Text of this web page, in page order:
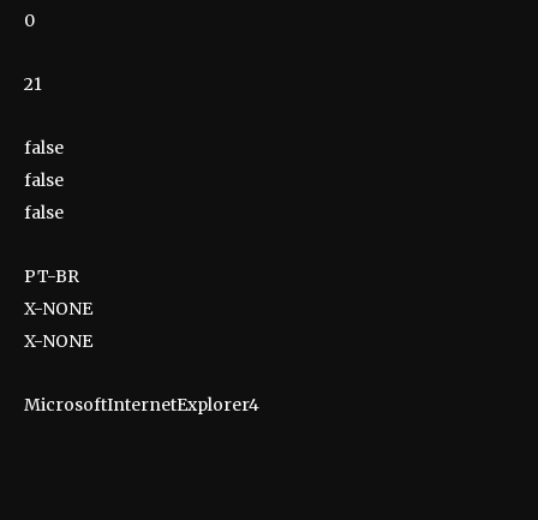
0
21
false
false
false
PT-BR
X-NONE
X-NONE
MicrosoftInternetExplorer4